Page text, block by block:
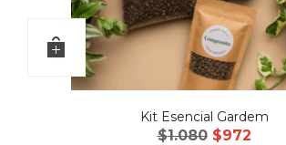
Kit Esencial Gardem
$1.080 El
$972El